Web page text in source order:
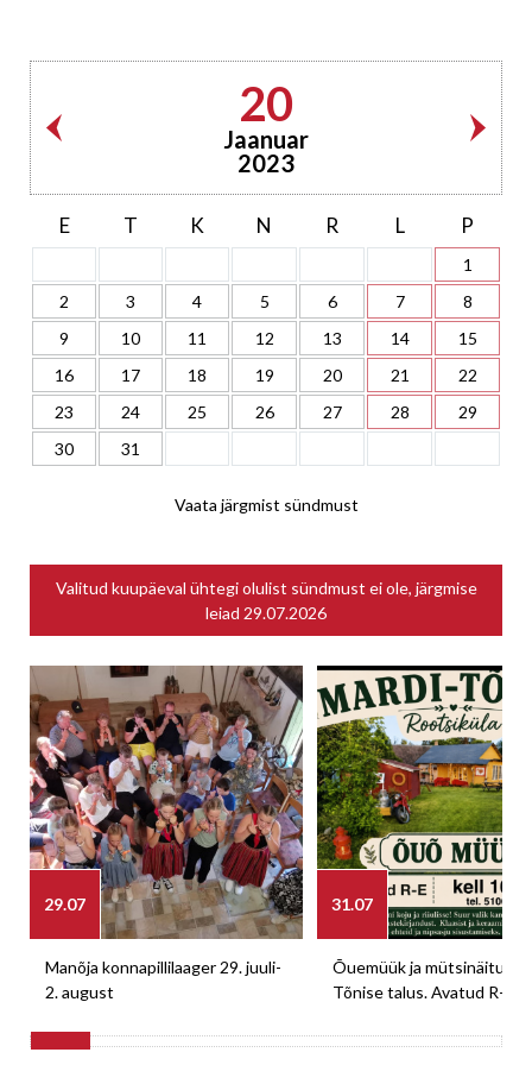
20
Jaanuar
2023
E T K N R L P
1
2
3 4 5 6 7
8
9
10 11 12 13 14
15
16
17 18 19 20 21
22
23
24 25 26 27 28
29
30
31
Vaata järgmist sündmust
Valitud kuupäeval ühtegi olulist sündmust ei ole, järgmise
leiad 29.07.2026
29.07
Manõja konnapillilaager 29. juuli-
2. august
31.07
Õuemüük ja mütsinäitus
Tõnise talus. Avatud R-E